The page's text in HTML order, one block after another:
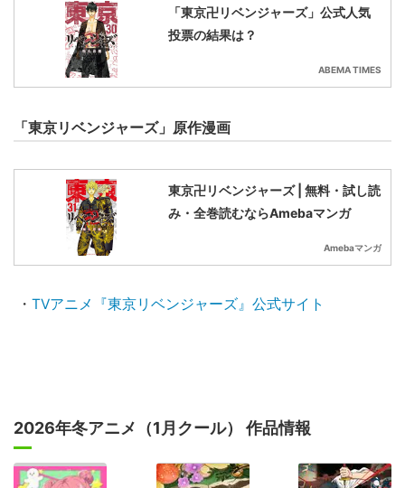
「東京卍リベンジャーズ」公式人気
投票の結果は？
ABEMA TIMES
「東京リベンジャーズ」原作漫画
東京卍リベンジャーズ | 無料・試し読
み・全巻読むならAmebaマンガ
Amebaマンガ
・ TVアニメ『東京リベンジャーズ』公式サイト
2026年冬アニメ（1月クール） 作品情報